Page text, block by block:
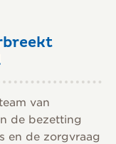
van
de bezetting
en de zorgvraag